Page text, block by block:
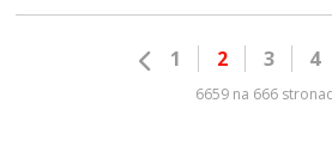
1 2 3 4
6659 na 666